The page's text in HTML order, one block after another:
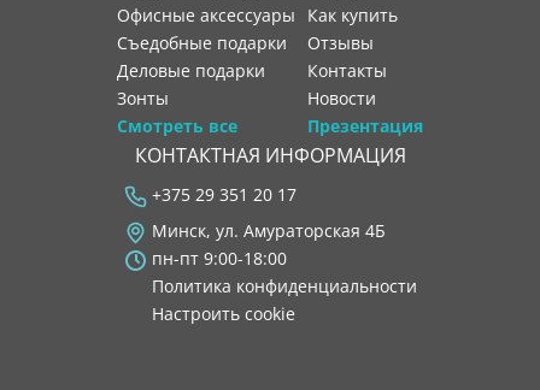
Офисные аксессуары
Съедобные подарки
Деловые подарки
Зонты
Смотреть все
как купить
отзывы
контакты
новости
Презентация
КОНТАКТНАЯ ИНФОРМАЦИЯ
+375 29 351 20 17
Минск, ул. Амураторская 4Б
пн-пт 9:00-18:00
Политика конфиденциальности
Настроить cookie